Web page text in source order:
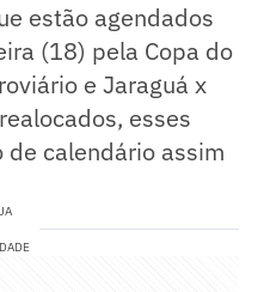
estão agendados
(18) pela Copa do
e Jaraguá x
esses
calendário assim